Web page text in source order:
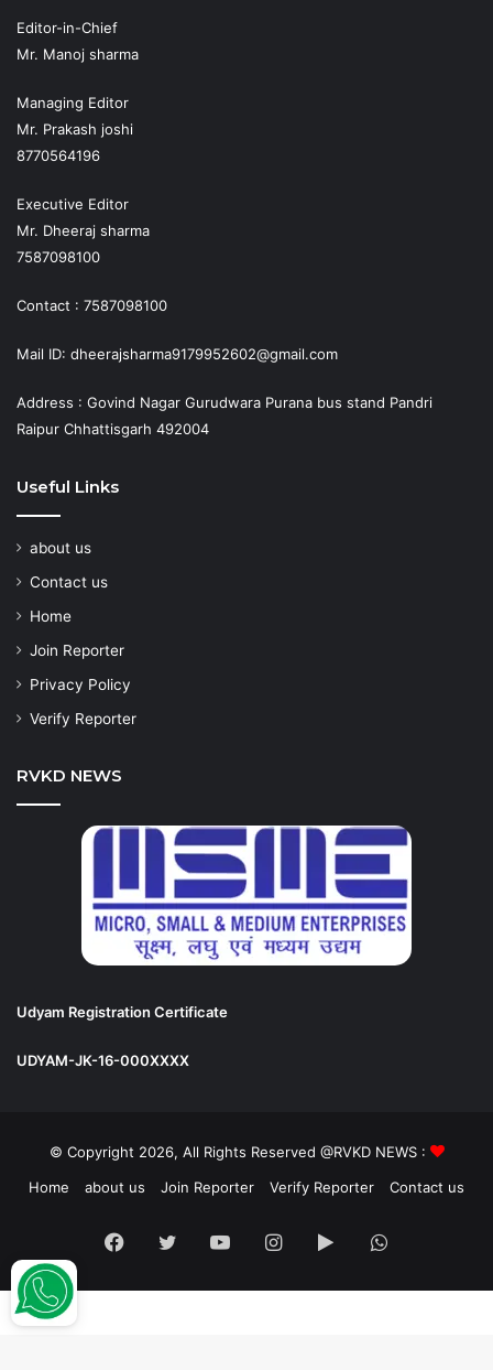
Editor-in-Chief
Mr. Manoj sharma
Managing Editor
Mr. Prakash joshi
8770564196
Executive Editor
Mr. Dheeraj sharma
7587098100
Contact : 7587098100
Mail ID: dheerajsharma9179952602@gmail.com
Address : Govind Nagar Gurudwara Purana bus stand Pandri
Raipur Chhattisgarh 492004
Useful Links
about us
Contact us
Home
Join Reporter
Privacy Policy
Verify Reporter
RVKD NEWS
Udyam Registration Certificate
UDYAM-JK-16-000XXXX
© Copyright 2026, All Rights Reserved @RVKD NEWS :
Home
about us Join Reporter Verify Reporter Contact us
Facebook
TwitterYouTubeInstagram
Google
Play
WhatsApp